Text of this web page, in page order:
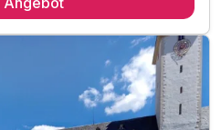
warmem Tellergericht (mit
und Fischgerichte)
Salzgrotte